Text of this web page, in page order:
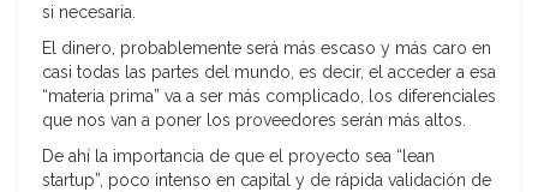
si necesaria.
El dinero, probablemente será más escaso y más caro en
casi todas las partes del mundo, es decir, el acceder a esa
“materia prima” va a ser más complicado, los diferenciales
que nos van a poner los proveedores serán más altos.
De ahí la importancia de que el proyecto sea “lean
startup”, poco intenso en capital y de rápida validación de